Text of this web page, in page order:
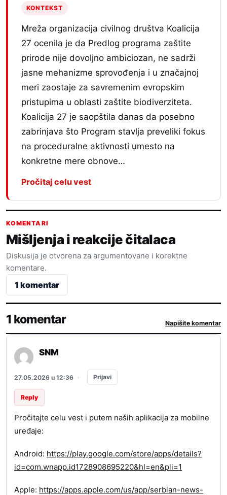
KONTEKST
Mreža organizacija civilnog društva Koalicija
27 ocenila je da Predlog programa zaštite
prirode nije dovoljno ambiciozan, ne sadrži
jasne mehanizme sprovođenja i u značajnoj
meri zaostaje za savremenim evropskim
pristupima u oblasti zaštite biodiverziteta.
Koalicija 27 je saopštila danas da posebno
zabrinjava što Program stavlja preveliki fokus
na proceduralne aktivnosti umesto na
konkretne mere obnove…
Pročitaj celu vest
KOMENTARI
Mišljenja i reakcije čitalaca
Diskusija je otvorena za argumentovane i korektne
komentare.
1 komentar
1 komentar Napišite komentar
SNM
27.05.2026 u 12:36 · Prijavi
Reply
Pročitajte celu vest i putem naših aplikacija za mobilne
uređaje:
Android: https://play.google.com/store/apps/details?
id=com.wnapp.id1728908695220&hl=en&pli=1
Apple: https://apps.apple.com/us/app/serbian-news-